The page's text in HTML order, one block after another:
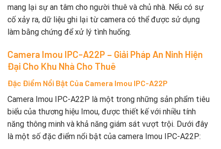
mang lại sự an tâm cho người thuê và chủ nhà. Nếu có sự
cố xảy ra, dữ liệu ghi lại từ camera có thể được sử dụng
làm bằng chứng để xử lý tình huống.
Camera Imou IPC-A22P – Giải Pháp An Ninh Hiện
Đại Cho Khu Nhà Cho Thuê
Đặc Điểm Nổi Bật Của Camera Imou IPC-A22P
Camera Imou IPC-A22P là một trong những sản phẩm tiêu
biểu của thương hiệu Imou, được thiết kế với nhiều tính
năng thông minh và khả năng giám sát vượt trội. Dưới đây
là một số đặc điểm nổi bật của camera Imou IPC-A22P: